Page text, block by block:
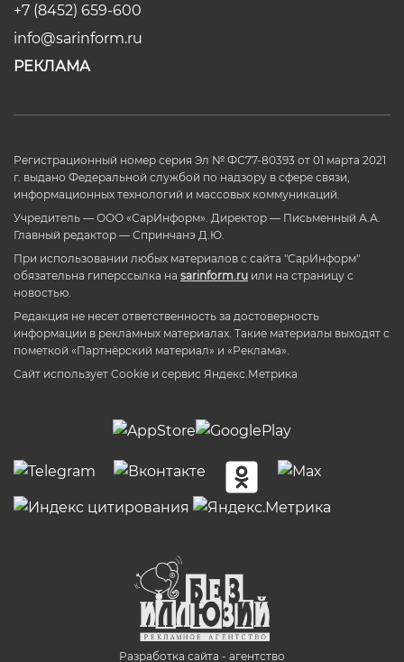
+7 (8452) 659-600
info@sarinform.ru
РЕКЛАМА
Регистрационный номер серия Эл № ФС77-80393 от 01 марта 2021
г. выдано Федеральной службой по надзору в сфере связи,
информационных технологий и массовых коммуникаций.
Учредитель — ООО «СарИнформ». Директор — Письменный А.А.
Главный редактор — Спринчанэ Д.Ю.
При использовании любых материалов с сайта "СарИнформ"
обязательна гиперссылка на sarinform.ru или на страницу с
новостью.
Редакция не несет ответственность за достоверность
информации в рекламных материалах. Такие материалы выходят с
пометкой «Партнёрский материал» и «Реклама».
Сайт использует Cookie и сервиc Яндекс.Метрика
Разработка сайта - агентство